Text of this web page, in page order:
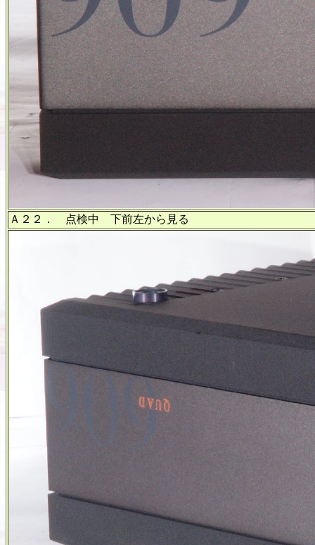
Ａ２２． 点検中 下前左から見る